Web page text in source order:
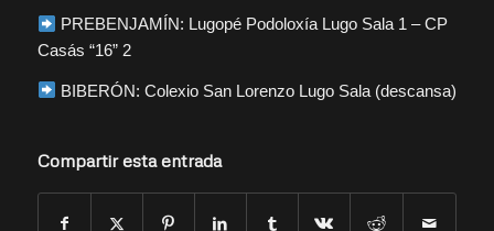
PREBENJAMÍN: Lugopé Podoloxía Lugo Sala 1 – CP
Casás “16” 2
BIBERÓN: Colexio San Lorenzo Lugo Sala (descansa)
Compartir esta entrada